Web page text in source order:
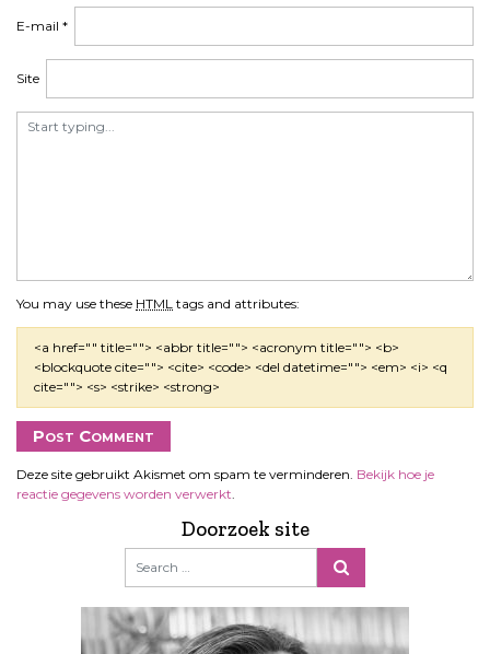
You may use these HTML tags and attributes:
<a href="" title=""> <abbr title=""> <acronym title=""> <b>
<blockquote cite=""> <cite> <code> <del datetime=""> <em> <i> <q
cite=""> <s> <strike> <strong>
E-mail *
Site
Deze site gebruikt Akismet om spam te verminderen. Bekijk hoe je
reactie gegevens worden verwerkt
Doorzoek site